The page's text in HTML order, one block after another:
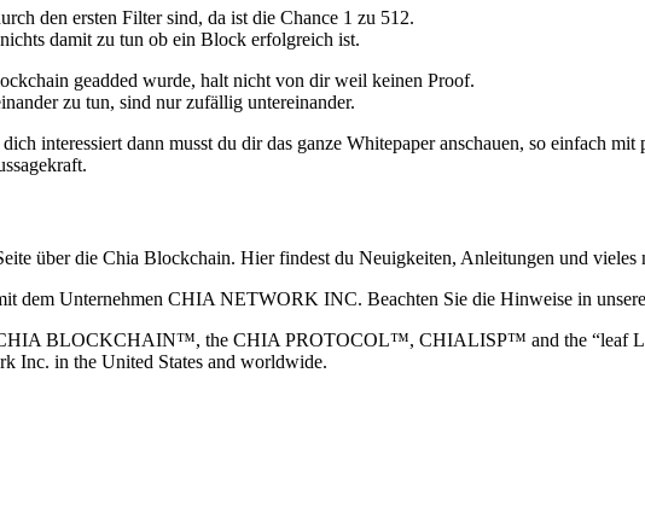
den ersten Filter sind, da ist die Chance 1 zu 512.
damit zu tun ob ein Block erfolgreich ist.
geadded wurde, halt nicht von dir weil keinen Proof.
zu tun, sind nur zufällig untereinander.
interessiert dann musst du dir das ganze Whitepaper anschauen, so einfach mit
über die Chia Blockchain. Hier findest du Neuigkeiten, Anleitungen und
dem Unternehmen CHIA NETWORK INC. Beachten Sie die Hinweise in
BLOCKCHAIN™, the CHIA PROTOCOL™, CHIALISP™ and the “leaf
Inc. in the United States and worldwide.